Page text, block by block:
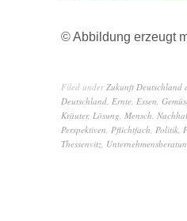
© Abbildung erzeugt
Filed underZukunft Deutschland
Deutschland, Ernte, Essen,
Kräuter, Lösung, Mensch,
Perspektiven, Pflichtfach, Politik,
Thessenvitz,